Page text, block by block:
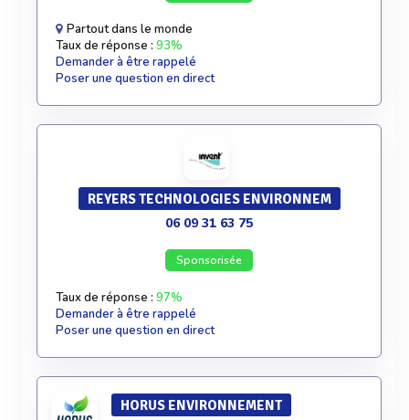
Partout dans le monde
Taux de réponse : 93%
Demander à être rappelé
Poser une question en direct
REYERS TECHNOLOGIES ENVIRONNEM
06 09 31 63 75
Sponsorisée
Taux de réponse : 97%
Demander à être rappelé
Poser une question en direct
HORUS ENVIRONNEMENT